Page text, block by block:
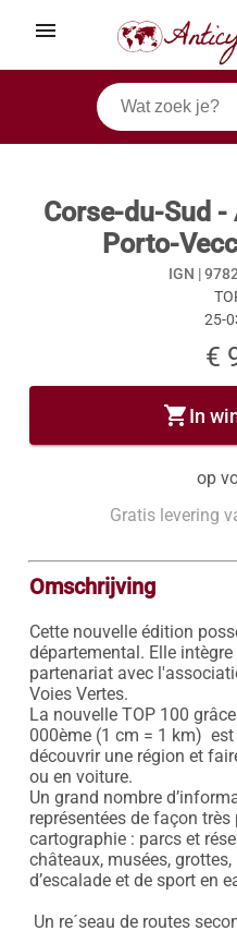
menu
Corse-du-Sud
Porto-
IGN |
25-
€
shopping_cartIn
op
Gratis levering
Omschrijving
Cette nouvelle édition
départemental. Elle
partenariat avec
Voies Vertes.
La nouvelle TOP 100
000ème (1 cm = 1 km)
découvrir une région et
ou en voiture.
Un grand nombre
représentées de façon
cartographie : parcs et
châteaux, musées,
d’escalade et de sport en